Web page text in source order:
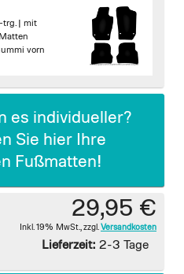
| mit
vorn
es individueller?
Sie hier Ihre
Fußmatten!
29,95 €
Inkl. 19% MwSt. zzgl. Versandkosten
Lieferzeit: 2-3 Tage